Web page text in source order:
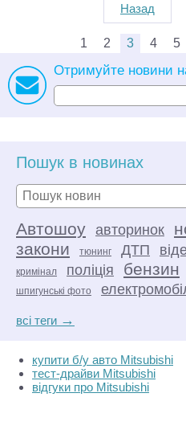
Назад
1 2 3 4 5
Отримуйте новини
Пошук в новинах
Автошоу авторинок
закони тюнинг ДТП
кримінал поліція бензин
шпигунські фото
всі теги →
купити б/у авто Mitsubishi
тест-драйви Mitsubishi
відгуки про Mitsubishi